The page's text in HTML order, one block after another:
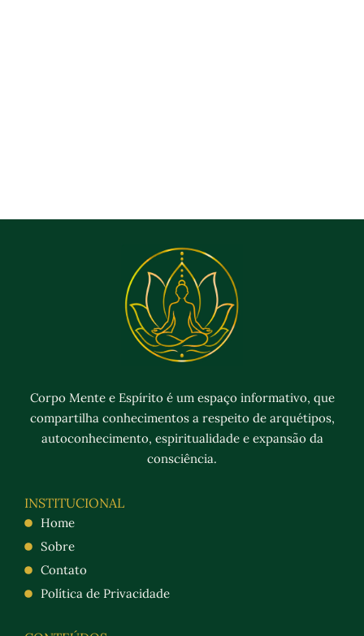
Corpo Mente e Espírito é um espaço informativo, que
compartilha conhecimentos a respeito de arquétipos,
autoconhecimento, espiritualidade e expansão da
consciência.
INSTITUCIONAL
Home
Sobre
Contato
Política de Privacidade